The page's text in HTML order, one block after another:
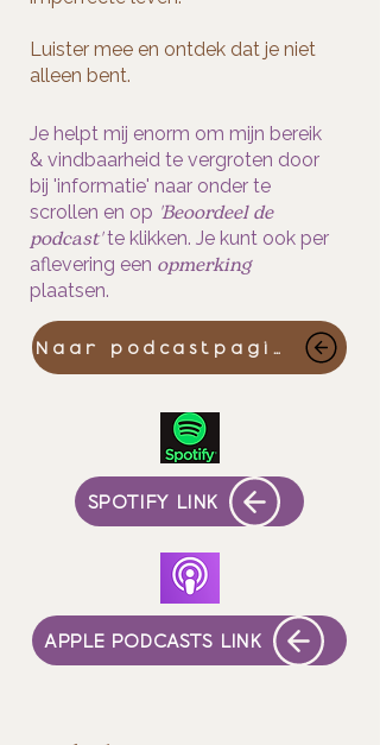
Luister mee en ontdek dat je niet
alleen bent.
Je helpt mij enorm om mijn bereik
& vindbaarheid te vergroten door
bij 'informatie' naar onder te
scrollen en op 'Beoordeel de
podcast'te klikken. Je kunt ook per
aflevering een opmerking
plaatsen.
Naar podcastpagina
SPOTIFY LINK
APPLE PODCASTS LINK